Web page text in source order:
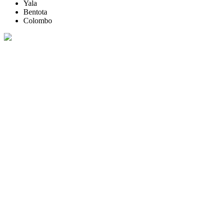
Yala
Bentota
Colombo